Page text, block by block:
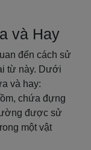
và Hay
đến cách sử
từ này. Dưới
và hay:
chứa đựng
được sử
một vật